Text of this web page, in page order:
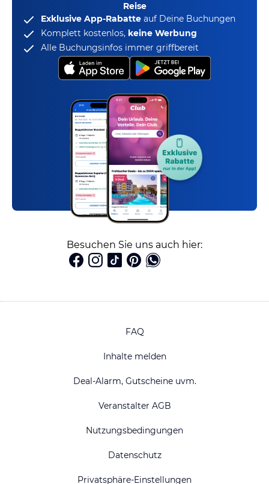
Reise
Exklusive App-Rabatte auf Deine Buchungen
Komplett kostenlos, keine Werbung
Alle Buchungsinfos immer griffbereit
Besuchen Sie uns auch hier:
FAQ
Inhalte melden
Deal-Alarm, Gutscheine uvm.
Veranstalter AGB
Nutzungsbedingungen
Datenschutz
Privatsphäre-Einstellungen